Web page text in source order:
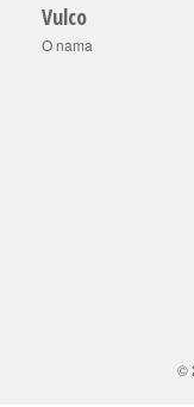
Vulco
O nama
©